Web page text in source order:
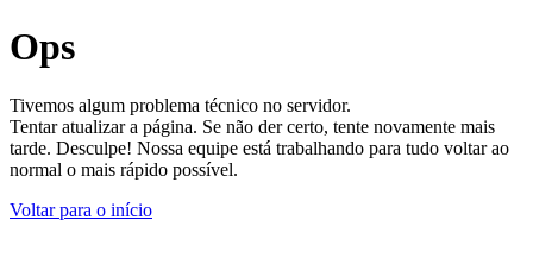
Ops
Tivemos algum problema técnico no servidor.
Tentar atualizar a página. Se não der certo, tente novamente mais
tarde. Desculpe! Nossa equipe está trabalhando para tudo voltar ao
normal o mais rápido possível.
Voltar para o início